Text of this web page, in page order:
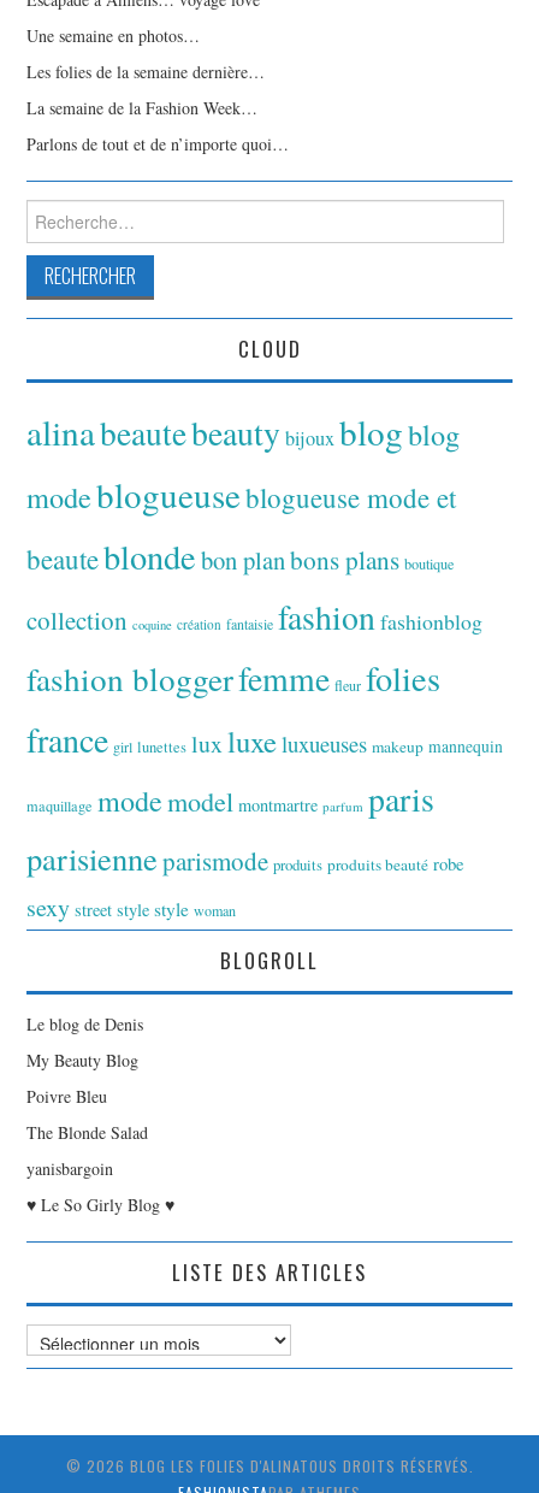
Une semaine en photos…
Les folies de la semaine dernière…
La semaine de la Fashion Week…
Parlons de tout et de n’importe quoi…
Rechercher :
CLOUD
alinabeautebeauty bijoux blogblog
modeblogueuseblogueuse mode et
beauteblondebon planbons plans boutique
collection coquine création fantaisie fashionfashionblog
fashion bloggerfemme fleur folies
france girl lunettes luxluxeluxueuses makeup mannequin
maquillage modemodel montmartre parfum paris
parisienneparismode produits produits beauté robe
sexy street style style woman
BLOGROLL
Le blog de Denis
My Beauty Blog
Poivre Bleu
The Blonde Salad
yanisbargoin
♥ Le So Girly Blog ♥
LISTE DES ARTICLES
Liste
des
© 2026 BLOG LES FOLIES D'ALINATOUS DROITS RÉSERVÉS.